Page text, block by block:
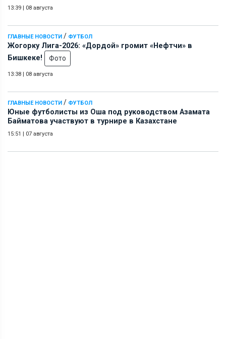
13:39 | 08 августа
ГЛАВНЫЕ НОВОСТИ / ФУТБОЛ
Жогорку Лига-2026: «Дордой» громит «Нефтчи» в
Бишкеке!
Фото
13:38 | 08 августа
ГЛАВНЫЕ НОВОСТИ / ФУТБОЛ
Юные футболисты из Оша под руководством Азамата
Байматова участвуют в турнире в Казахстане
15:51 | 07 августа